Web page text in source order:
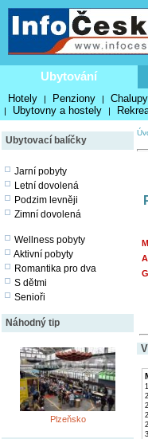
Ubytování
Hotely | Penziony | Chalupy
| Ubytovny a hostely |
Ubytovací balíčky
Jarní pobyty
Letní dovolená
Podzim levněji
Zimní dovolená
Wellness pobyty
Aktivní pobyty
Romantika pro dva
S dětmi
Senioři
Náhodný tip
Plzeňsko